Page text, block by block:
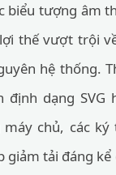
biểu tượng âm
thế vượt trội
hệ thống.
dạng SVG
chủ, các ký
giảm tải đáng